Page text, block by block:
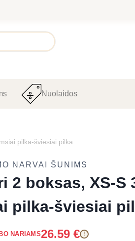
Nuolaidos
pilka-šviesiai pilka
NARVAI ŠUNIMS
2 boksas, XS-S
pilka-šviesiai
NARIAMS26.59 € !